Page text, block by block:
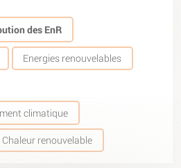
des EnR
Energies renouvelables
climatique
Chaleur renouvelable